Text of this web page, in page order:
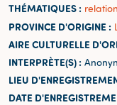
THÉMATIQUES :
PROVINCE D'ORIGINE :
AIRE CULTURELLE
INTERPRÈTE(S) :
LIEU
DATE